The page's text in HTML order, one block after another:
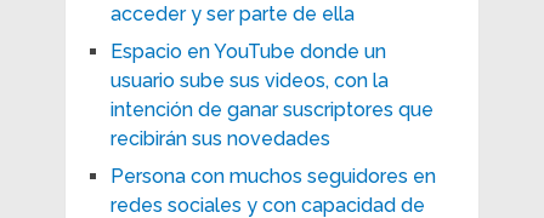
acceder y ser parte de ella
Espacio en YouTube donde un
usuario sube sus videos, con la
intención de ganar suscriptores que
recibirán sus novedades
Persona con muchos seguidores en
redes sociales y con capacidad de